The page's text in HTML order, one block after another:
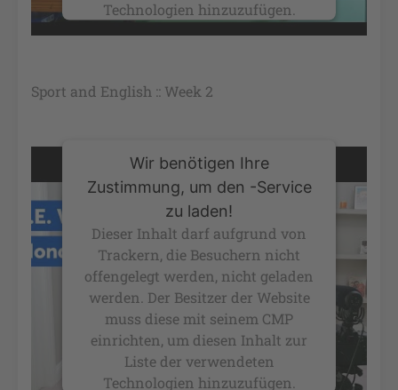
Technologien hinzuzufügen.
Sport and English :: Week 2
Wir benötigen Ihre
Zustimmung, um den -Service
zu laden!
Dieser Inhalt darf aufgrund von
Trackern, die Besuchern nicht
offengelegt werden, nicht geladen
werden. Der Besitzer der Website
muss diese mit seinem CMP
einrichten, um diesen Inhalt zur
Liste der verwendeten
Technologien hinzuzufügen.